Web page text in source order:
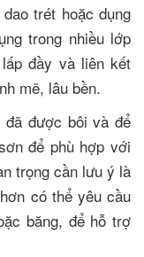
trét hoặc dụng
trong nhiều lớp
đầy và liên kết
mẽ, lâu bền.
được bôi và để
để phù hợp với
trọng cần lưu ý là
có thể yêu cầu
băng, để hỗ trợ